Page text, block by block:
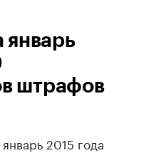
январь
штрафов
2015 года